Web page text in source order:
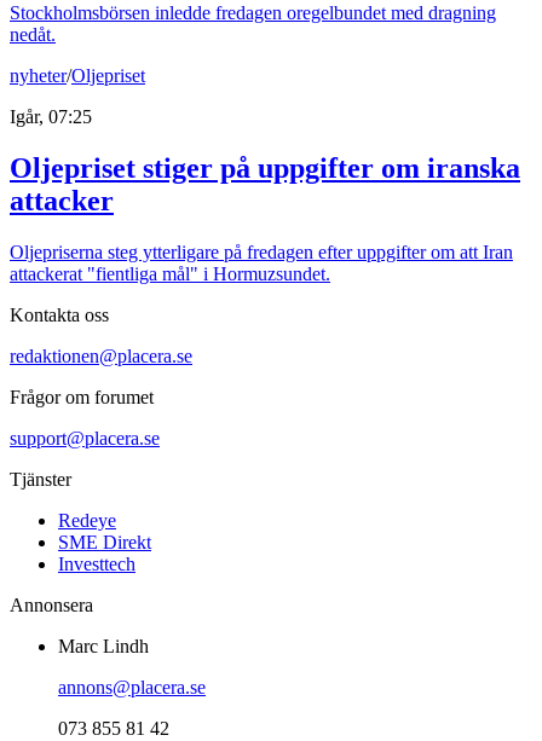
Stockholmsbörsen inledde fredagen oregelbundet med dragning
nedåt.
nyheter/Oljepriset
Igår, 07:25
Oljepriset stiger på uppgifter om iranska
attacker
Oljepriserna steg ytterligare på fredagen efter uppgifter om att Iran
attackerat "fientliga mål" i Hormuzsundet.
Kontakta oss
redaktionen@placera.se
Frågor om forumet
support@placera.se
Tjänster
Redeye
SME Direkt
Investtech
Annonsera
Marc Lindh
annons@placera.se
073 855 81 42